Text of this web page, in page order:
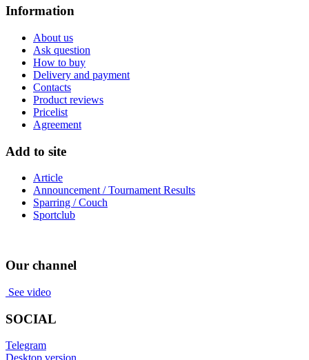
Information
About us
Ask question
How to buy
Delivery and payment
Contacts
Product reviews
Pricelist
Agreement
Add to site
Article
Announcement / Tournament Results
Sparring / Couch
Sportclub
Our channel
See video
SOCIAL
Telegram